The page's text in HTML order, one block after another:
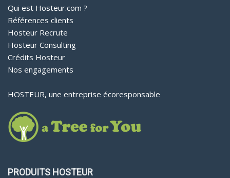
Qui est Hosteur.com ?
Références clients
Hosteur Recrute
Hosteur Consulting
Crédits Hosteur
Nos engagements
HOSTEUR, une entreprise écoresponsable
PRODUITS HOSTEUR